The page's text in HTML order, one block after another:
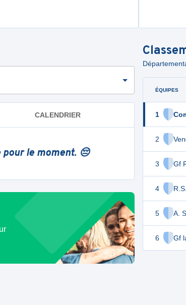
CALENDRIER
le moment. 😔
ÉQUIPES
1
2
3 Gf
4
5 A.
6 Gf